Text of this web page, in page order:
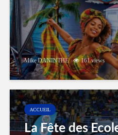
Mike DANINTHE 161 views
ACCUEIL
La Fête des